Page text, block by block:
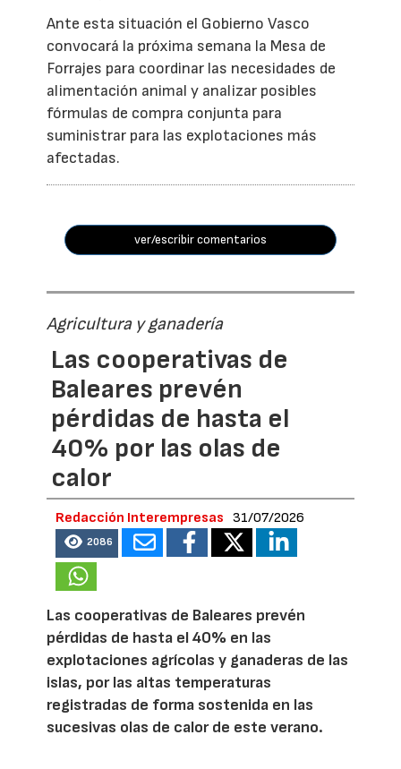
Ante esta situación el Gobierno Vasco
convocará la próxima semana la Mesa de
Forrajes para coordinar las necesidades de
alimentación animal y analizar posibles
fórmulas de compra conjunta para
suministrar para las explotaciones más
afectadas.
ver/escribir comentarios
Agricultura y ganadería
Las cooperativas de
Baleares prevén
pérdidas de hasta el
40% por las olas de
calor
Redacción Interempresas 31/07/2026
2086
Las cooperativas de Baleares prevén
pérdidas de hasta el 40% en las
explotaciones agrícolas y ganaderas de las
islas, por las altas temperaturas
registradas de forma sostenida en las
sucesivas olas de calor de este verano.